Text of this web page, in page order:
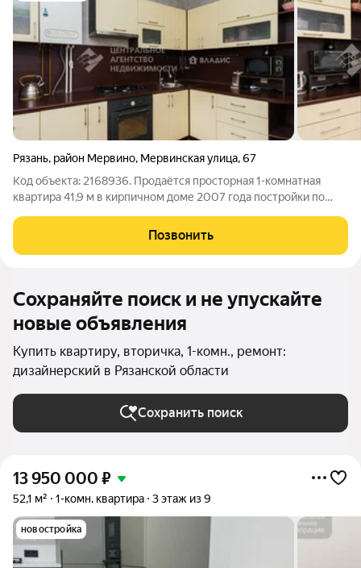
Рязань, район Мервино, Мервинская улица,67
Код объекта: 2168936. Продаётся просторная 1-комнатная
квартира 41,9 м в кирпичном доме 2007 года постройки по
тихий благоустроенный двор, без шума дороги и пыли.
Квартира полностью готова к
Позвонить
Сохраняйте поиск и не упускайте
новые объявления
Купить квартиру, вторичка, 1-комн., ремонт:
дизайнерский в Рязанской области
Сохранить поиск
13 950 000 ₽
52,1 м² 1-комн. квартира 3 этаж из 9
новостройка